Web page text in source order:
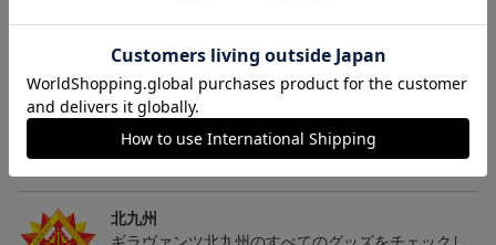
トピックス
北九州
ギラヴァンツ北九州のユニフォームを着て試合を応
援しよう！
北九州